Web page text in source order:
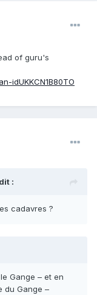
of guru's
idUKKCN1B80TO
:
cadavres ?
Gange – et en
du Gange –